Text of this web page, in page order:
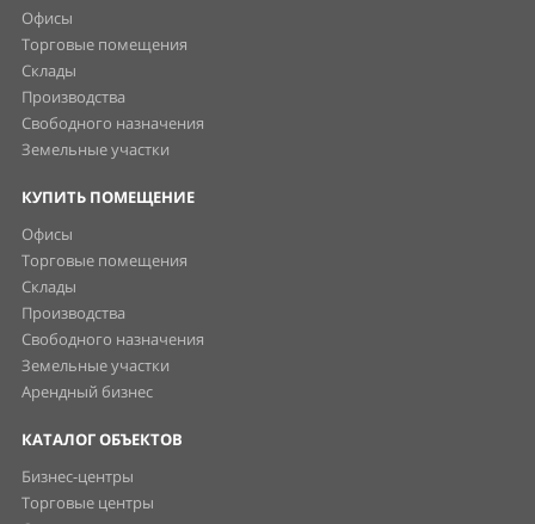
Торговые помещения
Склады
Производства
Свободного назначения
Земельные участки
Арендный бизнес
КАТАЛОГ ОБЪЕКТОВ
Бизнес-центры
Торговые центры
Складские комплексы
Производственные комплексы
ЖК с ком. помещениями
Коворкинги
ПОЛЕЗНОЕ
Статьи
Новости, пресс-релизы
Спецпредложения